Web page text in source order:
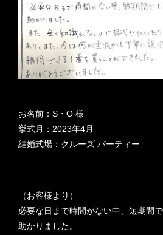
お名前：S・O 様
挙式月：2023年4月
結婚式場：クルーズ パーティー
（お客様より）
必要な日まで時間がない中、短期間
助かりました。